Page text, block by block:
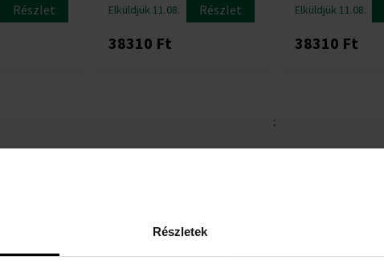
Részletek
Részlet Elküldjük 11.08. Részlet
38310 Ft
Elküldjük 11.08.
38310 Ft
: